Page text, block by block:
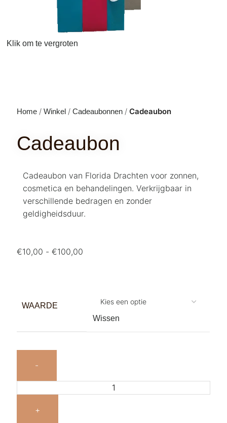
Klik om te vergroten
Home Winkel Cadeaubonnen Cadeaubon
Cadeaubon
Cadeaubon van Florida Drachten voor zonnen,
cosmetica en behandelingen. Verkrijgbaar in
verschillende bedragen en zonder
geldigheidsduur.
€10,00 - €100,00
WAARDE
Wissen